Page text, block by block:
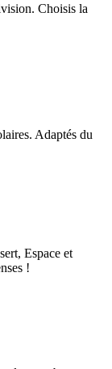
Choisis la
Adaptés du
Espace et
!